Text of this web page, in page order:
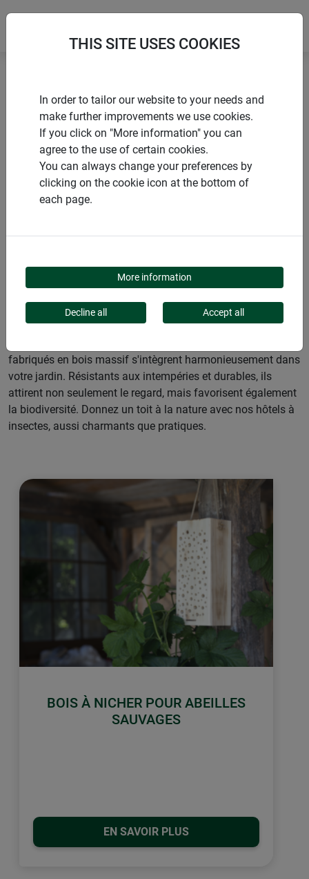
Accueil
Produits de Windhager Home & Garden
Jardins
Oiseaux & auxiliaires Hôtels à insectes
CATÉGORIE DE PRODUITS
HÔTELS À INSECTES
insectes utiles : mettez à disposition des abeilles,
coccinelles et autres espèces utiles un quartier d'hiver
fabriqués en bois massif s'intègrent harmonieusement dans
votre jardin. Résistants aux intempéries et durables, ils
attirent non seulement le regard, mais favorisent également
la biodiversité. Donnez un toit à la nature avec nos hôtels à
insectes, aussi charmants que pratiques.
BOIS À NICHER POUR ABEILLES
SAUVAGES
EN SAVOIR PLUS
THIS SITE USES COOKIES
In order to tailor our website to your needs and
make further improvements we use cookies.
If you click on "More information" you can
agree to the use of certain cookies.
You can always change your preferences by
clicking on the cookie icon at the bottom of
each page.
More information
Decline all Accept all